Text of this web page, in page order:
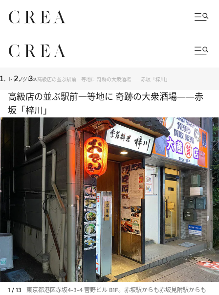
トップグルメ高級店の並ぶ駅前一等地に 奇跡の大衆酒場――赤坂「梓川」
高級店の並ぶ駅前一等地に 奇跡の大衆酒場――赤
坂「梓川」
1 / 13
東京都港区赤坂4-3-4 菅野ビル B1F。赤坂駅からも赤坂見附駅からも